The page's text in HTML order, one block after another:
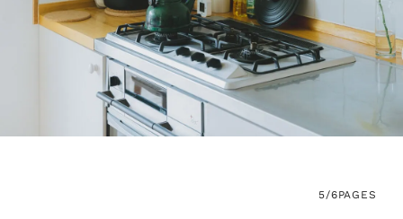
5/6PAGES